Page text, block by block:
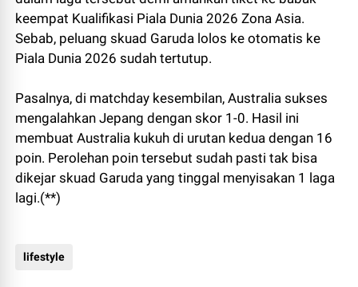
keempat Kualifikasi Piala Dunia 2026 Zona Asia.
Sebab, peluang skuad Garuda lolos ke otomatis ke
Piala Dunia 2026 sudah tertutup.
Pasalnya, di matchday kesembilan, Australia sukses
mengalahkan Jepang dengan skor 1-0. Hasil ini
membuat Australia kukuh di urutan kedua dengan 16
poin. Perolehan poin tersebut sudah pasti tak bisa
dikejar skuad Garuda yang tinggal menyisakan 1 laga
lagi.(**)
lifestyle